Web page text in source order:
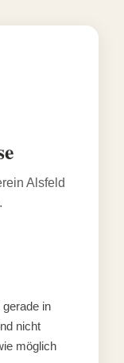
Alsfeld
in
nicht
möglich